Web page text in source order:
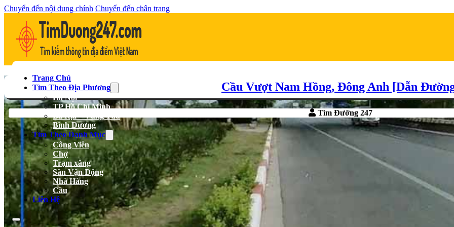
Chuyển đến nội dung chính Chuyển đến chân trang
Trang Chủ
Tìm Theo Địa Phương
Hà Nội
TP Hồ Chí Minh
Bà Rịa – Vũng Tàu
Bình Dương
Tìm Theo Danh Mục
Công Viên
Chợ
Trạm xăng
Sân Vận Động
Nhà Hàng
Cầu
Liên Hệ
Cầu Vượt Nam Hồng, Đông Anh [Dẫn
Tìm Đường 247